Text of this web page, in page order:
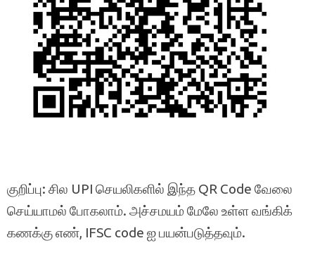
குறிப்பு: சில UPI செயலிகளில் இந்த QR Code வேலை
செய்யாமல் போகலாம். அச்சமயம் மேலே உள்ள வங்கிக்
கணக்கு எண், IFSC code ஐ பயன்படுத்தவும்.